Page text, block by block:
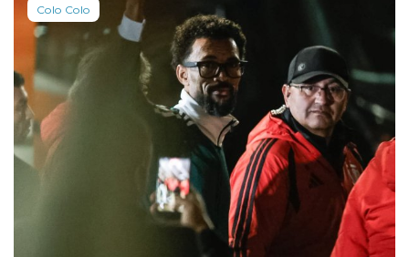
Colo Colo